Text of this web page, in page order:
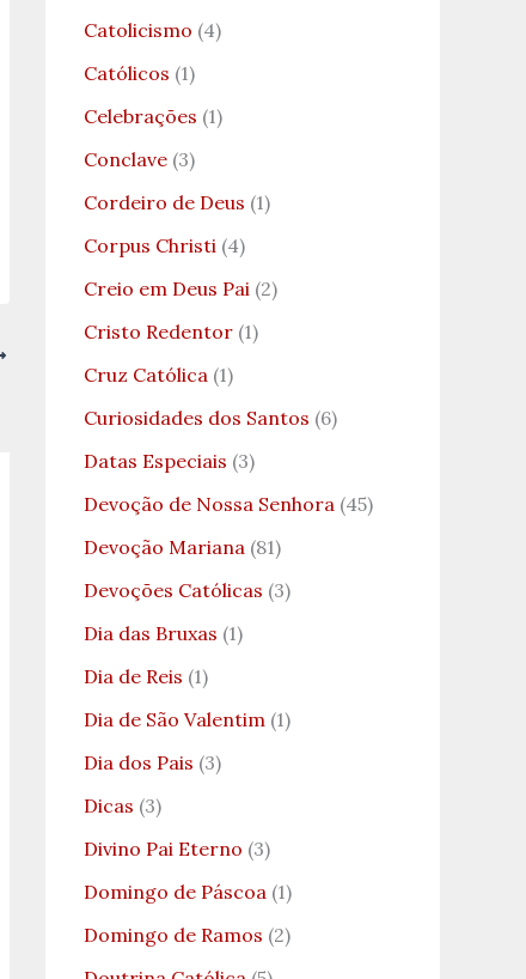
Catolicismo (4)
Católicos (1)
Celebrações (1)
Conclave (3)
Cordeiro de Deus (1)
Corpus Christi (4)
Creio em Deus Pai (2)
Cristo Redentor (1)
Cruz Católica (1)
Curiosidades dos Santos (6)
Datas Especiais (3)
Devoção de Nossa Senhora (45)
Devoção Mariana (81)
Devoções Católicas (3)
Dia das Bruxas (1)
Dia de Reis (1)
Dia de São Valentim (1)
Dia dos Pais (3)
Dicas (3)
Divino Pai Eterno (3)
Domingo de Páscoa (1)
Domingo de Ramos (2)